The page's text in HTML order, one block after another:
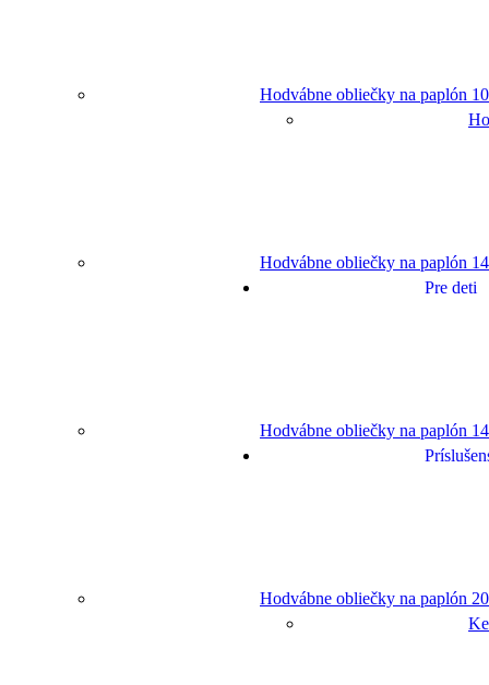
Pre deti
Hodvábne obliečky na paplón
Hodvábne obliečky na paplón
Hodvábne obliečky na paplón
Hodvábne obliečky na paplón